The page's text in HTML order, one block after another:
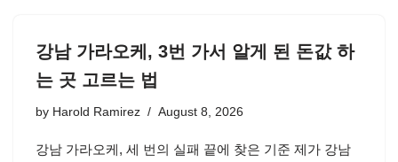
강남 가라오케, 3번 가서 알게 된 돈값 하
는 곳 고르는 법
by Harold Ramirez August 8, 2026
강남 가라오케, 세 번의 실패 끝에 찾은 기준 제가 강남